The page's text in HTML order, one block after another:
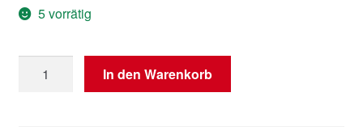
5 vorrätig
Widerstand
In den Warenkorb